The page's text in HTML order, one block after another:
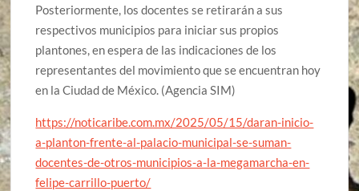
Posteriormente, los docentes se retirarán a sus
respectivos municipios para iniciar sus propios
plantones, en espera de las indicaciones de los
representantes del movimiento que se encuentran hoy
en la Ciudad de México. (Agencia SIM)
https://noticaribe.com.mx/2025/05/15/daran-inicio-
a-planton-frente-al-palacio-municipal-se-suman-
docentes-de-otros-municipios-a-la-megamarcha-en-
felipe-carrillo-puerto/